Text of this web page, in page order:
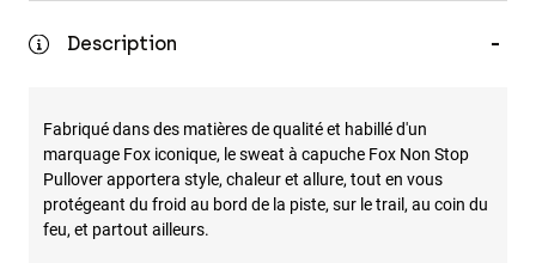
Chapeaux et Casquettes
Voir tout
Description
Fabriqué dans des matières de qualité et habillé d'un
marquage Fox iconique, le sweat à capuche Fox Non Stop
Pullover apportera style, chaleur et allure, tout en vous
protégeant du froid au bord de la piste, sur le trail, au coin du
feu, et partout ailleurs.